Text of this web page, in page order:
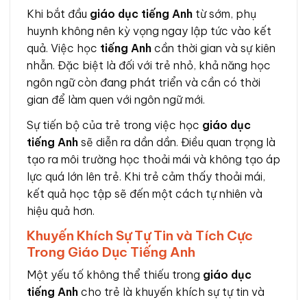
Khi bắt đầu giáo dục tiếng Anh từ sớm, phụ
huynh không nên kỳ vọng ngay lập tức vào kết
quả. Việc học tiếng Anh cần thời gian và sự kiên
nhẫn. Đặc biệt là đối với trẻ nhỏ, khả năng học
ngôn ngữ còn đang phát triển và cần có thời
gian để làm quen với ngôn ngữ mới.
Sự tiến bộ của trẻ trong việc học giáo dục
tiếng Anh sẽ diễn ra dần dần. Điều quan trọng là
tạo ra môi trường học thoải mái và không tạo áp
lực quá lớn lên trẻ. Khi trẻ cảm thấy thoải mái,
kết quả học tập sẽ đến một cách tự nhiên và
hiệu quả hơn.
Khuyến Khích Sự Tự Tin và Tích Cực
Trong Giáo Dục Tiếng Anh
Một yếu tố không thể thiếu trong giáo dục
tiếng Anh cho trẻ là khuyến khích sự tự tin và